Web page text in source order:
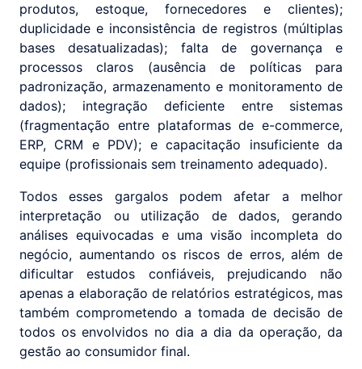
produtos, estoque, fornecedores e clientes);
duplicidade e inconsistência de registros (múltiplas
bases desatualizadas); falta de governança e
processos claros (ausência de políticas para
padronização, armazenamento e monitoramento de
dados); integração deficiente entre sistemas
(fragmentação entre plataformas de e-commerce,
ERP, CRM e PDV); e capacitação insuficiente da
equipe (profissionais sem treinamento adequado).
Todos esses gargalos podem afetar a melhor
interpretação ou utilização de dados, gerando
análises equivocadas e uma visão incompleta do
negócio, aumentando os riscos de erros, além de
dificultar estudos confiáveis, prejudicando não
apenas a elaboração de relatórios estratégicos, mas
também comprometendo a tomada de decisão de
todos os envolvidos no dia a dia da operação, da
gestão ao consumidor final.